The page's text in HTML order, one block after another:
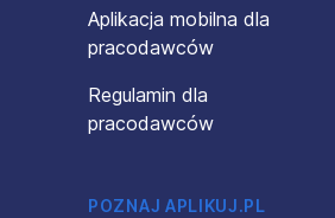
Aplikacja mobilna dla
pracodawców
Regulamin dla
pracodawców
POZNAJ APLIKUJ.PL